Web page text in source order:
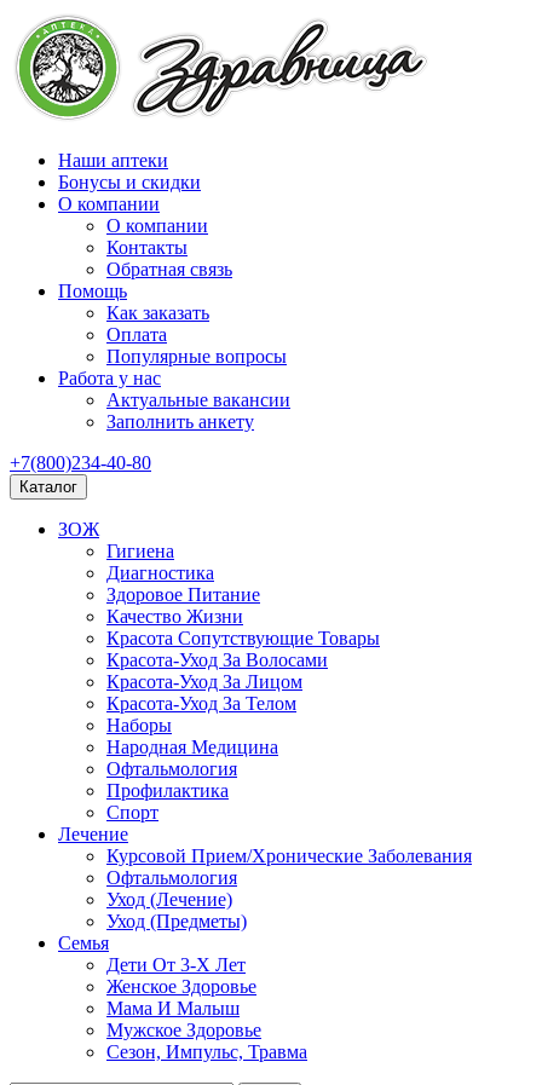
Наши аптеки
Бонусы и скидки
О компании
О компании
Контакты
Обратная связь
Помощь
Как заказать
Оплата
Популярные вопросы
Работа у нас
Актуальные вакансии
Заполнить анкету
+7(800)234-40-80
Каталог
ЗОЖ
Гигиена
Диагностика
Здоровое Питание
Качество Жизни
Красота Сопутствующие Товары
Красота-Уход За Волосами
Красота-Уход За Лицом
Красота-Уход За Телом
Наборы
Народная Медицина
Офтальмология
Профилактика
Спорт
Лечение
Курсовой Прием/Хронические Заболевания
Офтальмология
Уход (Лечение)
Уход (Предметы)
Семья
Дети От 3-Х Лет
Женское Здоровье
Мама И Малыш
Мужское Здоровье
Сезон, Импульс, Травма